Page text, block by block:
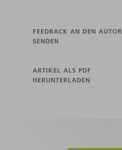
FEEDBACK AN DEN AUTOR
SENDEN
ARTIKEL ALS PDF
HERUNTERLADEN